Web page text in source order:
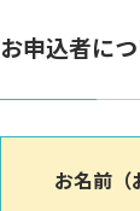
お申込者に
お名前（